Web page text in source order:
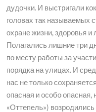
дудочки. И выстригали
головах так называемых
охране жизни, здоровья и
Полагались лишние три
по месту работы за
порядка на улицах. И
нас не только
опасная и особо опасная,
«Оттепель»)